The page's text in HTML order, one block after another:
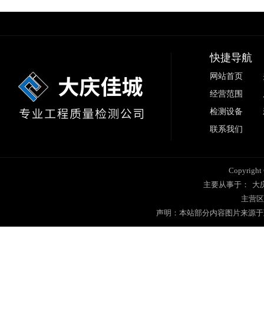
快捷导航
网站首页
经营范围
检测设备
联系我们
主要从事于：
大
主营
声明：本站部分内容图片来源